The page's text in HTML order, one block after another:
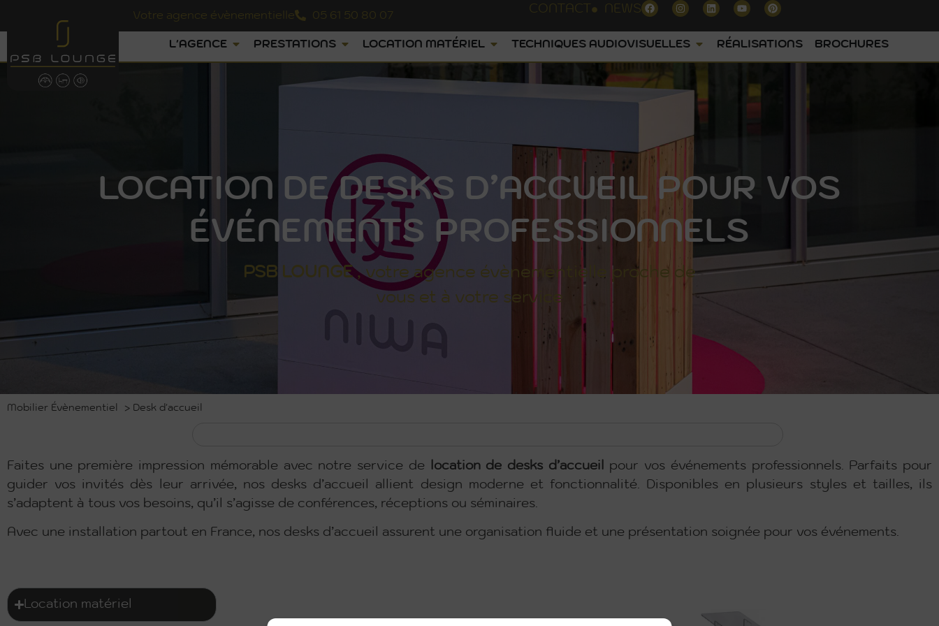
Votre agence évènementielle 05 61 50 80 07 CONTACT NEWS
L'AGENCE PRESTATIONS LOCATION MATÉRIEL TECHNIQUES AUDIOVISUELLES RÉALISATIONS BROCHURES
LOCATION DE DESKS D’ACCUEIL POUR VOS
ÉVÉNEMENTS PROFESSIONNELS
PSB LOUNGE, votre agence évènementielle proche de
vous et à votre service
Mobilier Évènementiel > Desk d'accueil
Faites une première impression mémorable avec notre service de location de desks d’accueil
pour vos événements professionnels. Parfaits pour
guider vos invités dès leur arrivée, nos desks d’accueil allient design moderne et fonctionnalité. Disponibles en plusieurs styles et tailles, ils
s’adaptent à tous vos besoins, qu’il s’agisse de conférences, réceptions ou séminaires.
Avec une installation partout en France, nos desks d’accueil assurent une organisation fluide et une présentation soignée pour vos événements.
Location matériel